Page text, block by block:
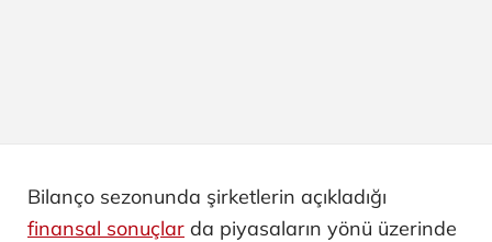
Bilanço sezonunda şirketlerin açıkladığı
finansal sonuçlar da piyasaların yönü üzerinde